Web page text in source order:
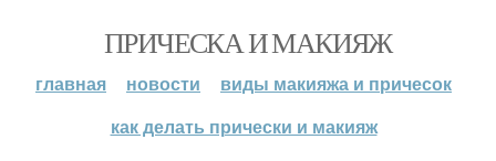
ПРИЧЕСКА И МАКИЯЖ
главная новости
виды макияжа и причесок
как делать прически и макияж